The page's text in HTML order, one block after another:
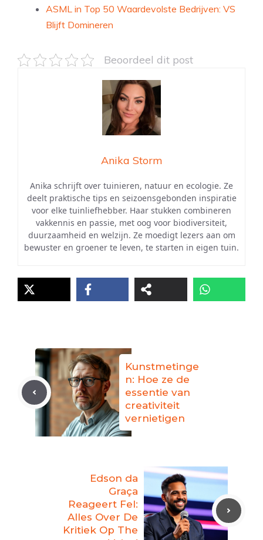
ASML in Top 50 Waardevolste Bedrijven: VS
Blijft Domineren
Beoordeel dit post
Anika Storm
Anika schrijft over tuinieren, natuur en ecologie. Ze
deelt praktische tips en seizoensgebonden inspiratie
voor elke tuinliefhebber. Haar stukken combineren
vakkennis en passie, met oog voor biodiversiteit,
duurzaamheid en welzijn. Ze moedigt lezers aan om
bewuster en groener te leven, te starten in eigen tuin.
Kunstmetinge
n: Hoe ze de
essentie van
creativiteit
vernietigen
Edson da
Graça
Reageert Fel:
Alles Over De
Kritiek Op The